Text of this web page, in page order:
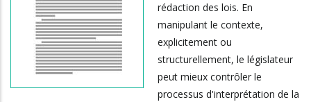
rédaction des lois. En
manipulant le contexte,
explicitement ou
structurellement, le législateur
peut mieux contrôler le
processus d'interprétation de la